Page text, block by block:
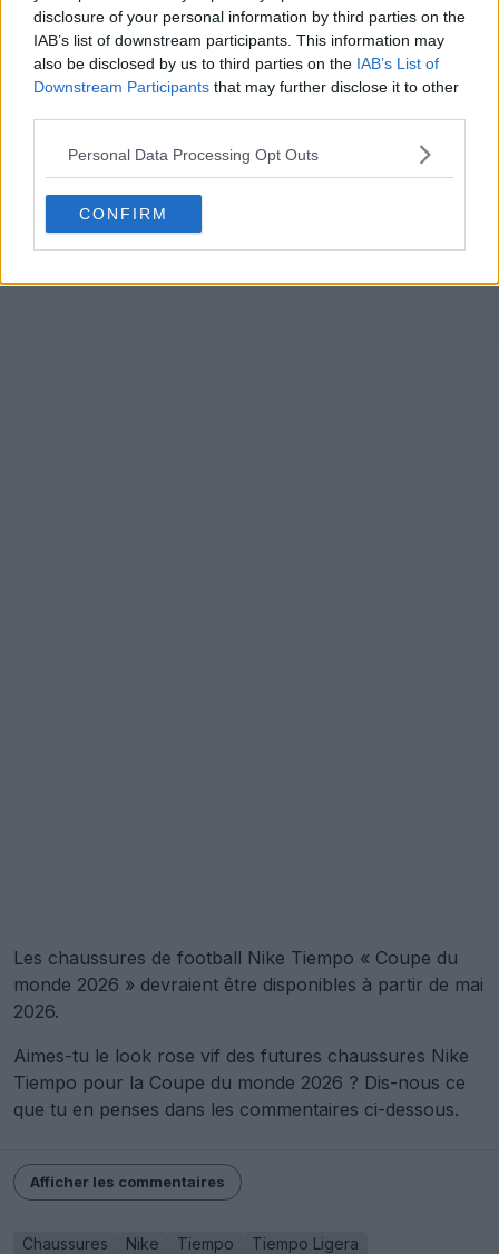
disclosure of your personal information by third parties on the
IAB’s list of downstream participants. This information may
also be disclosed by us to third parties on the IAB’s List of
Downstream Participants that may further disclose it to other
Personal Data Processing Opt Outs
CONFIRM
Les chaussures de football Nike Tiempo « Coupe du
monde 2026 » devraient être disponibles à partir de mai
2026.
Aimes-tu le look rose vif des futures chaussures Nike
Tiempo pour la Coupe du monde 2026 ? Dis-nous ce
que tu en penses dans les commentaires ci-dessous.
Afficher les commentaires
Chaussures Nike Tiempo
Tiempo Ligera